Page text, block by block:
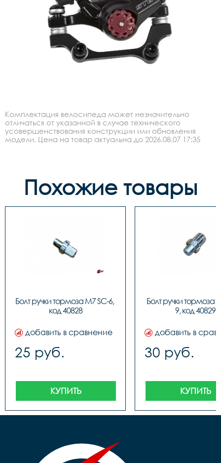
Комплектация велосипеда может незначительно
отличаться от указанной в случае технического
усовершенствования конструкции или обновления
модели. Цена на товар актуальна до 2026.08.07 17:35
Похожие товары
Болт ручки тормоза M7 SC-6,
код 40828
добавить в сравнение
25 руб.
КУПИТЬ
Болт ручки тормоза
9, код 40829
добавить в
30 руб.
КУПИТЬ